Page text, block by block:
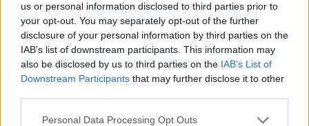
us or personal information disclosed to third parties prior to
your opt-out. You may separately opt-out of the further
disclosure of your personal information by third parties on the
IAB’s list of downstream participants. This information may
also be disclosed by us to third parties on the IAB’s List of
Downstream Participants that may further disclose it to other
Please note that this website/app uses one or more Google
Personal Data Processing Opt Outs
Kéthónapos a Tisza-kormány: íme a mérleg!
ELEMZÉSEK 2026. júl. 21.